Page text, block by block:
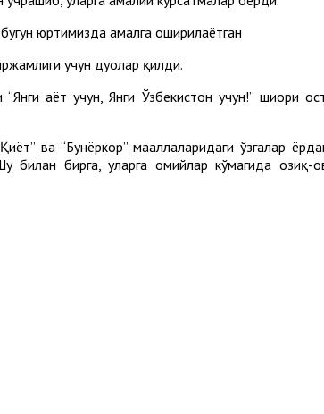
юртимизда амалга оширилаётган
учун дуолар қилди.
ҳаёт учун, Янги Ўзбекистон учун!” шиори
ва “Бунёркор” маҳаллаларидаги ўзгалар
бирга, уларга ҳомийлар кўмагида озиқ-